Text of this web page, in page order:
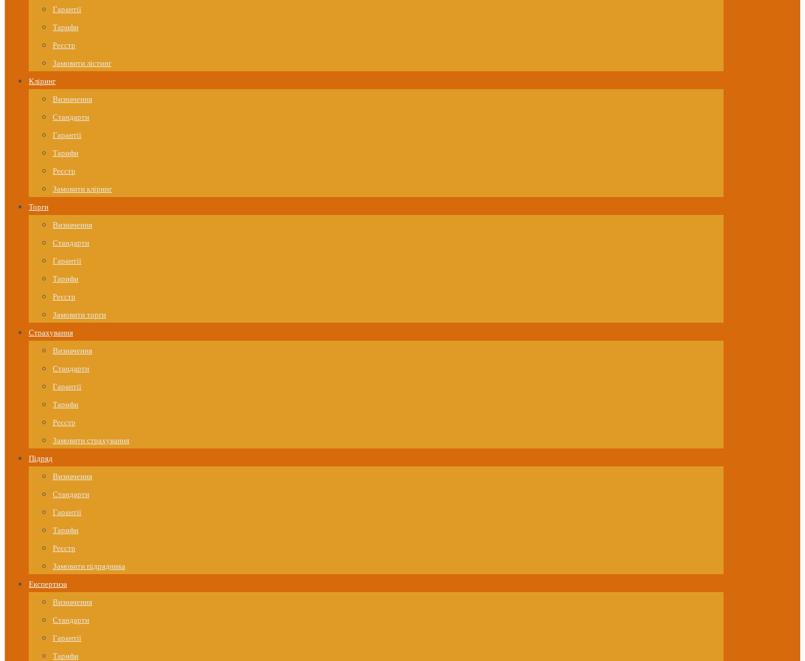
Гарантії
Тарифи
Реєстр
Замовити лістинг
Кліринг
Визначення
Стандарти
Гарантії
Тарифи
Реєстр
Замовити кліринг
Торги
Визначення
Стандарти
Гарантії
Тарифи
Реєстр
Замовити торги
Страхування
Визначення
Стандарти
Гарантії
Тарифи
Реєстр
Замовити страхування
Підряд
Визначення
Стандарти
Гарантії
Тарифи
Реєстр
Замовити підрядника
Експертиза
Визначення
Стандарти
Гарантії
Тарифи